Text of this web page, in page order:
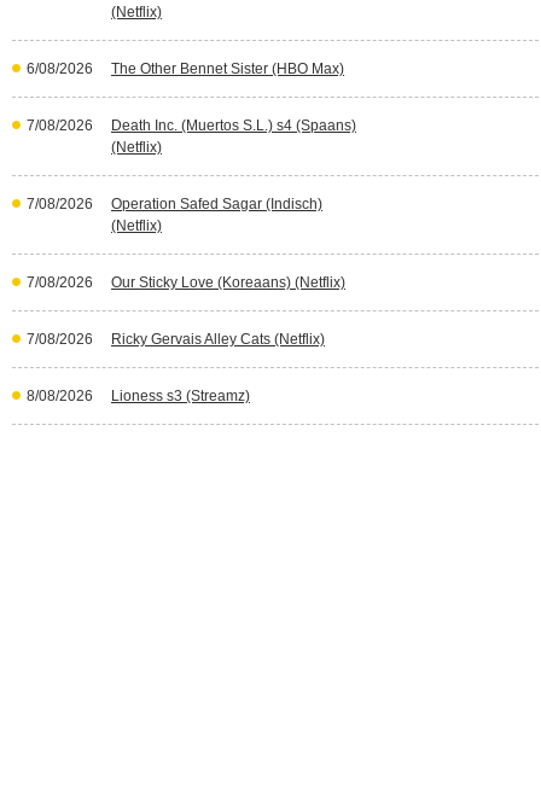
(Netflix)
6/08/2026 The Other Bennet Sister (HBO Max)
7/08/2026
Death Inc. (Muertos S.L.) s4 (Spaans)
(Netflix)
7/08/2026
Operation Safed Sagar (Indisch)
(Netflix)
7/08/2026 Our Sticky Love (Koreaans) (Netflix)
7/08/2026 Ricky Gervais Alley Cats (Netflix)
8/08/2026 Lioness s3 (Streamz)